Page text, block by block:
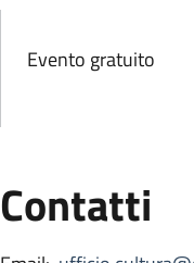
Evento gratuito
Contatti